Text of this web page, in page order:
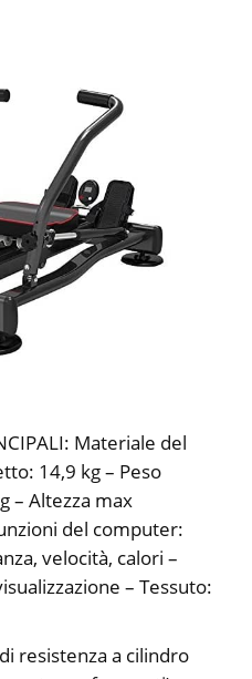
Materiale del
14,9 kg – Peso
– Altezza max
del computer:
velocità, calori –
– Tessuto:
resistenza a cilindro